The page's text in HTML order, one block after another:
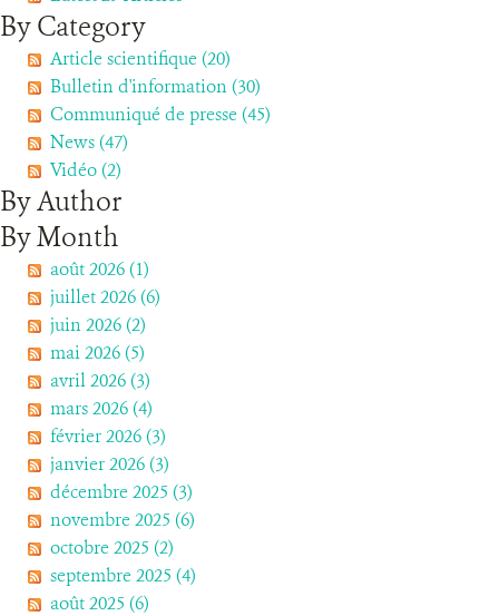
DONATE
By Category
Article scientifique (20)
Bulletin d'information (30)
Communiqué de presse (45)
News (47)
Vidéo (2)
By Author
By Month
août 2026 (1)
juillet 2026 (6)
juin 2026 (2)
mai 2026 (5)
avril 2026 (3)
mars 2026 (4)
février 2026 (3)
janvier 2026 (3)
décembre 2025 (3)
novembre 2025 (6)
octobre 2025 (2)
septembre 2025 (4)
août 2025 (6)